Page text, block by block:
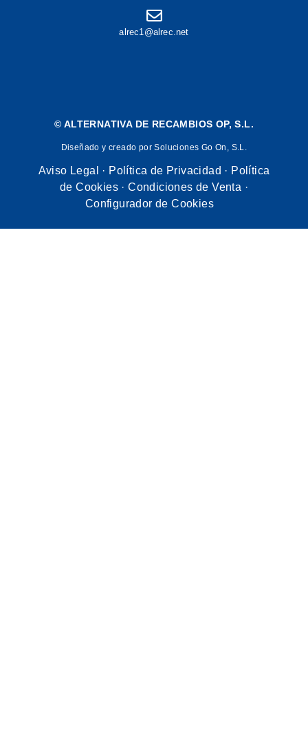
alrec1@alrec.net
© ALTERNATIVA DE RECAMBIOS OP, S.L.
Diseñado y creado por Soluciones Go On, S.L.
Aviso Legal · Política de Privacidad · Política
de Cookies ·Condiciones de Venta ·
Configurador de Cookies